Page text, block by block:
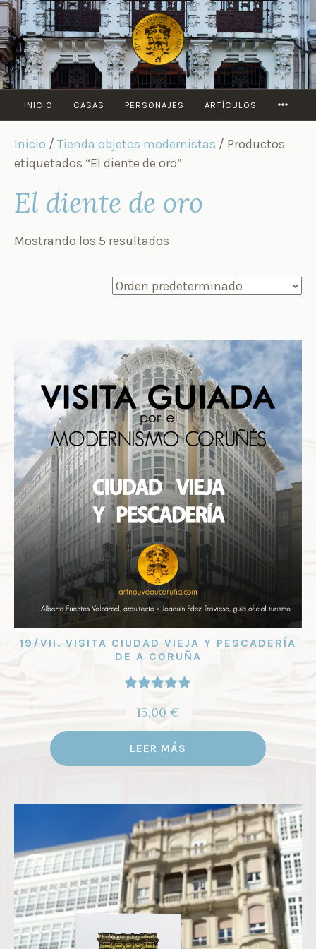
Saltar
al
contenido
INICIO CASAS PERSONAJES ARTÍCULOS
Inicio / Tienda objetos modernistas / Productos
etiquetados “El diente de oro”
El diente de oro
Mostrando los 5 resultados
19/VII. VISITA CIUDAD VIEJA Y PESCADERÍA
DE A CORUÑA
con5.00
5
15,00 €
LEER MÁS